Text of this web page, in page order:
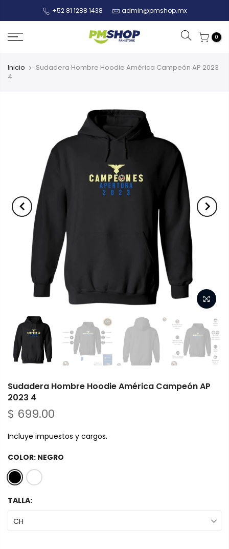
+52 81 1288 1438 admin@pmshop.mx
0
Inicio
Sudadera Hombre Hoodie América Campeón AP 2023
4
Sudadera Hombre Hoodie América Campeón AP
2023 4
$ 699.00
Incluye impuestos y cargos.
COLOR: NEGRO
TALLA:
CH